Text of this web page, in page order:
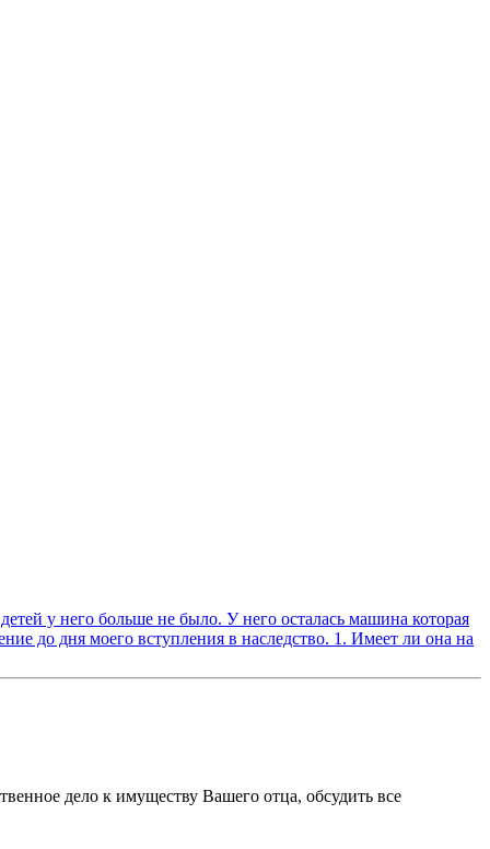
у него больше не было. У него осталась машина которая
до дня моего вступления в наследство. 1. Имеет ли она на
дело к имуществу Вашего отца, обсудить все